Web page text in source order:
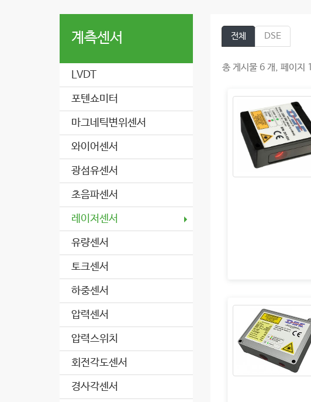
계측센서
LVDT
포텐쇼미터
마그네틱변위센서
와이어센서
광섬유센서
초음파센서
레이저센서
유량센서
토크센서
하중센서
압력센서
압력스위치
회전각도센서
경사각센서
전체 DSE
총 게시물 6 개, 페이지 1